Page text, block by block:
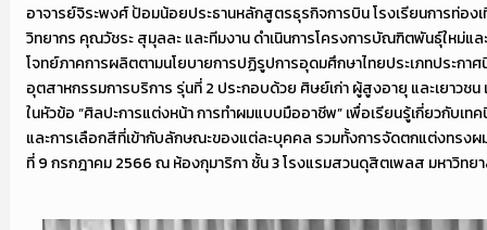
อาจารย์จิระพงศ์ ป้อมน้อยประธานหลักสูตรธุรกิจการบิน โรงเรียนการท่อง
วิทยากร คุณวัชระ สุมุลละ และทีมงาน ดำเนินการโครงการบัณฑิตพันธุ์ใหม่แ
โจทย์ภาคการผลิตตามนโยบายการปฏิรูปการอุดมศึกษาไทยประเภทประกา
อุตสาหกรรมการบริการ รุ่นที่ 2 ประกอบด้วย ศิษย์เก่า ผู้สูงอายุ และเยาวชน
ในหัวข้อ “ศิลปะการแต่งหน้า การทำผมแบบมืออาชีพ” เพื่อเรียนรู้เกี่ยวกับเ
และการเลือกสีที่เข้ากับลักษณะของแต่ละบุคคล รวมทั้งการจัดตกแต่งทรง
ที่ 9 กรกฎาคม 2566 ณ ห้องกุมาริกา ชั้น 3 โรงแรมสวนดุสิตเพลส มหาวิท